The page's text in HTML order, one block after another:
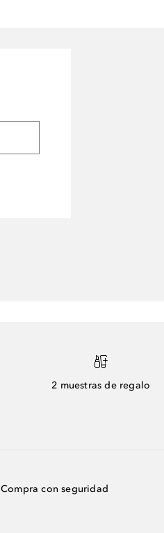
2 muestras de regalo
Compra con seguridad